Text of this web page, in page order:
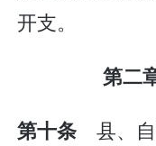
开支。
第二
第十条县、